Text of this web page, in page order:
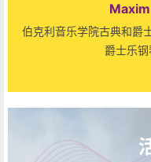
伯克利音乐学院古典和爵
爵士乐